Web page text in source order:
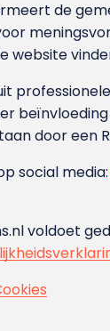
de
website
door een
social media:
voldoet